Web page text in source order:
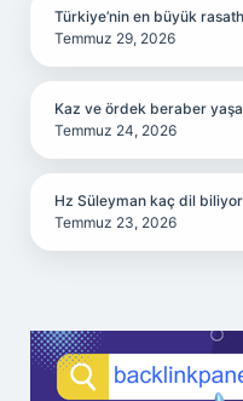
Türkiye’nin en büyük
Temmuz 29, 2026
Kaz ve ördek beraber
Temmuz 24, 2026
Hz Süleyman kaç dil
Temmuz 23, 2026